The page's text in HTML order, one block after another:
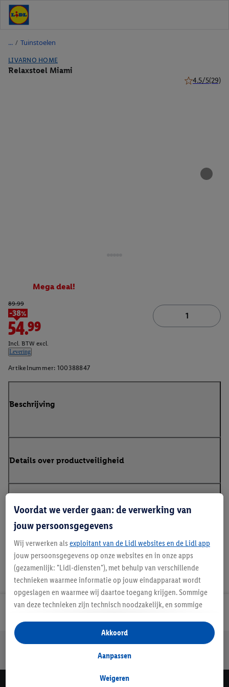
/ Tuinstoelen
LIVARNO HOME
Relaxstoel Miami
4.5/5(29)
Mega deal!
89.99
-38%
54.99
Incl. BTW excl.
Levering
Artikelnummer: 100388847
Beschrijving
Details over productveiligheid
Handleidingen en downloads
Lidl Nieuwsbrief
Jouw voordelen bij ons als Lidl webshop klant
Veilig winkelen
Voordat we verder gaan: de verwerking van
jouw persoonsgegevens
Wij verwerken als exploitant van de Lidl websites en de Lidl app
jouw persoonsgegevens op onze websites en in onze apps
(gezamenlijk: "Lidl-diensten"), met behulp van verschillende
technieken waarmee informatie op jouw eindapparaat wordt
opgeslagen en waarmee wij daartoe toegang krijgen. Sommige
van deze technieken zijn technisch noodzakelijk, en sommige
opslaan van voorkeursinstellingen, het verzamelen en
analyseren van statistieken of voor het tonen van
gepersonaliseerde reclame binnen en buiten de Lidl-diensten.
gegevens over jouw aankoopgedrag in de winkel ook voor de
Weigeren
Aanpassen
Akkoord